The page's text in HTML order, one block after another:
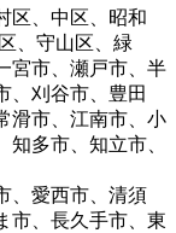
区、中区、昭和
、守山区、緑
宮市、瀬戸市、半
、刈谷市、豊田
滑市、江南市、小
多市、知立市、
、愛西市、清須
市、長久手市、東